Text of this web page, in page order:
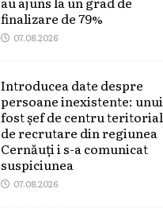
finalizare de 79%
07.08.2026
Introducea date despre
persoane inexistente: unui
fost șef de centru teritorial
de recrutare din regiunea
Cernăuți i s-a comunicat
suspiciunea
07.08.2026